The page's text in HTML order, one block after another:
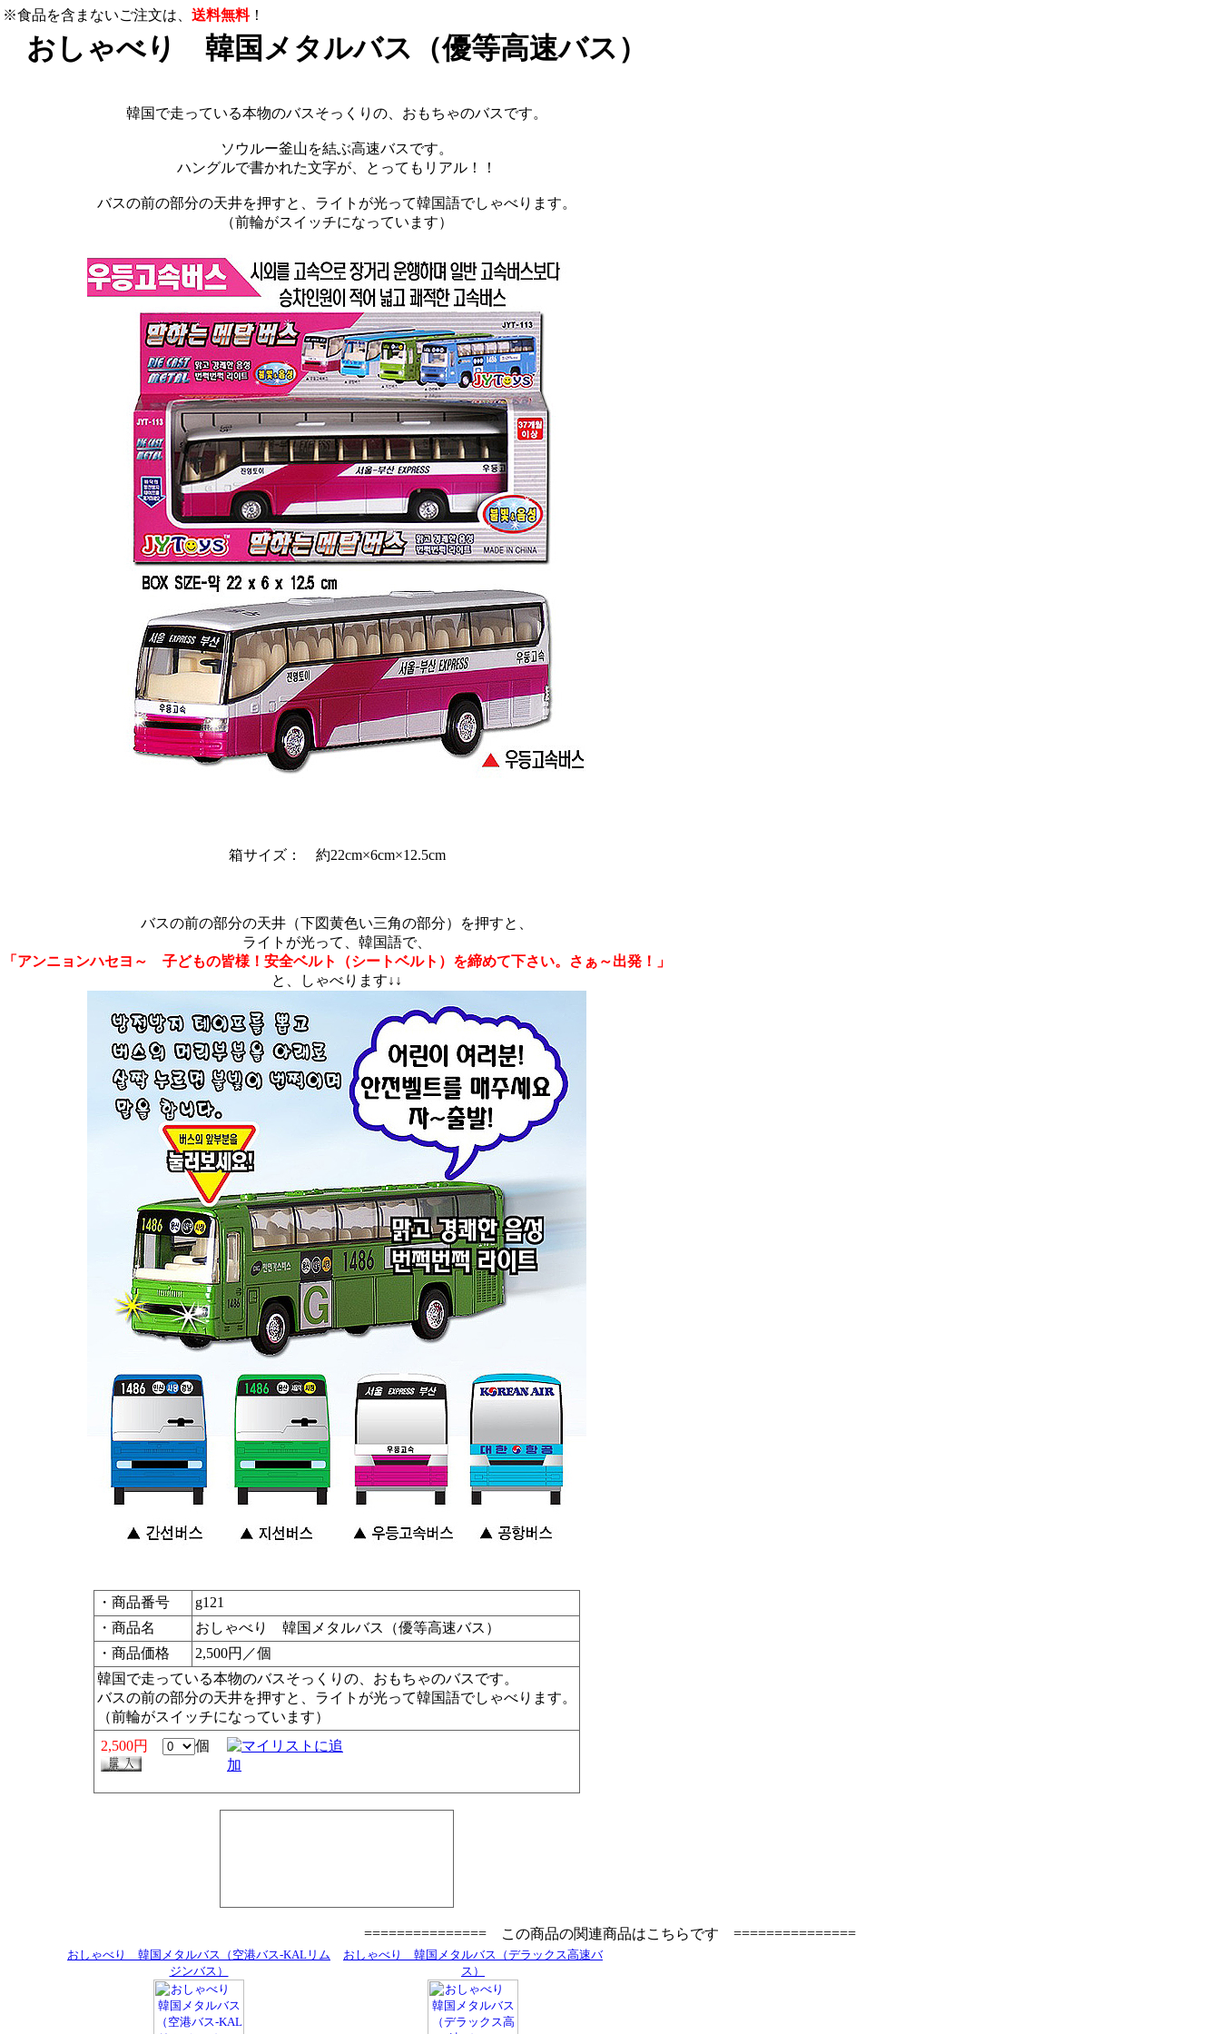
※食品を含まないご注文は、 送料無料！
おしゃべり 韓国メタルバス（優等高速バス）
韓国で走っている本物のバスそっくりの、おもちゃのバスです。
ソウルー釜山を結ぶ高速バスです。
ハングルで書かれた文字が、とってもリアル！！
バスの前の部分の天井を押すと、ライトが光って韓国語でしゃべります。
（前輪がスイッチになっています）
箱サイズ： 約22cm×6cm×12.5cm
バスの前の部分の天井（下図黄色い三角の部分）を押すと、
ライトが光って、韓国語で、
「アンニョンハセヨ～ 子どもの皆様！安全ベルト（シートベルト）を締めて下さい。さぁ～出発！」
と、しゃべります↓↓
・商品番号
g121
・商品名
おしゃべり 韓国メタルバス（優等高速バス）
・商品価格
2,500円／個
韓国で走っている本物のバスそっくりの、おもちゃのバスです。
バスの前の部分の天井を押すと、ライトが光って韓国語でしゃべります。
（前輪がスイッチになっています）
2,500円
個
=============== この商品の関連商品はこちらです ===============
おしゃべり 韓国メタルバス（空港バス-KALリム
ジンバス）
おしゃべり 韓国メタルバス（デラックス高速バ
ス）